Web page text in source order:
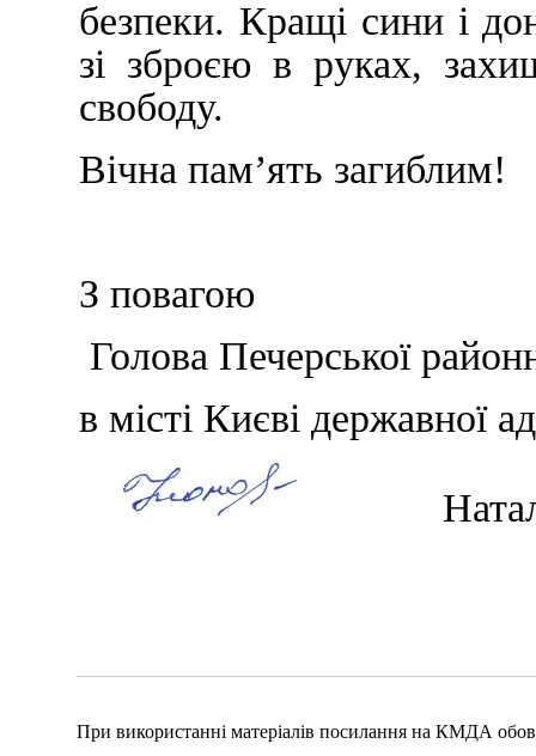
безпеки. Кращі сини і
зі зброєю в руках,
свободу.
Вічна пам’ять загиблим!
З повагою
Голова Печерської
в місті Києві
При використанні матеріалів посилання на КМДА